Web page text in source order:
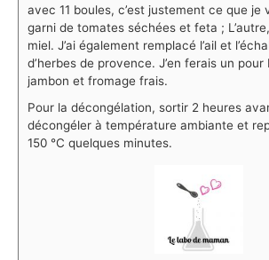
avec 11 boules, c’est justement ce que je
garni de tomates séchées et feta ;
miel. J’ai également remplacé l’ail et
d’herbes de provence. J’en ferais un
jambon et fromage frais.
Pour la décongélation, sortir 2 heures
décongéler à température ambiante et
150 °C quelques minutes.